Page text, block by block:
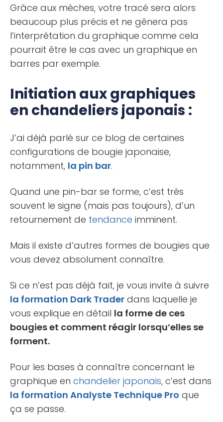
Grâce aux mèches, votre tracé sera alors
beaucoup plus précis et ne gênera pas
l’interprétation du graphique comme cela
pourrait être le cas avec un graphique en
barres par exemple.
Initiation aux graphiques
en chandeliers japonais :
J’ai déjà parlé sur ce blog de certaines
configurations de bougie japonaise,
notamment, la pin bar.
Quand une pin-bar se forme, c’est très
souvent le signe (mais pas toujours), d’un
retournement de tendance imminent.
Mais il existe d’autres formes de bougies que
vous devez absolument connaître.
Si ce n’est pas déjà fait, je vous invite à suivre
la formation Dark Trader dans laquelle je
vous explique en détail la forme de ces
bougies et comment réagir lorsqu’elles se
forment.
Pour les bases à connaître concernant le
graphique en chandelier japonais, c’est dans
la formation Analyste Technique Pro que
ça se passe.